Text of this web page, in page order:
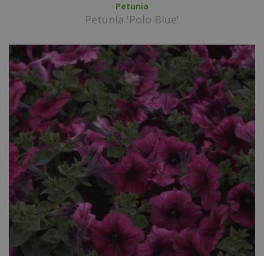
Petunia
Petunia 'Polo Blue'